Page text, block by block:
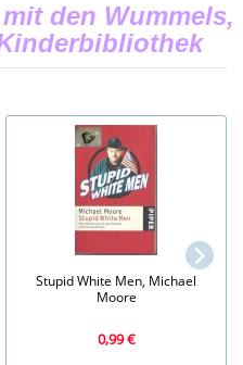
den Wummels,
Stupid White Men, Michael
Moore
0,99 €